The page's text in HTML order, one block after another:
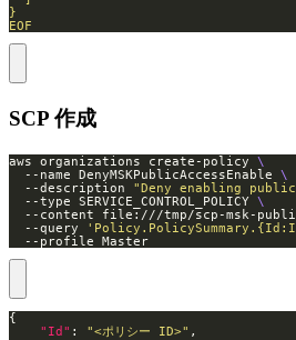
EOF
SCP 作成
aws organizations create-policy
  --name DenyMSKPublicAccessEnable
  --description
"Deny enabling
  --type SERVICE_CONTROL_POLICY
--content file:///tmp/scp-msk-
  --query
  --profile Master
"Id" : "<ポリシー ID>"